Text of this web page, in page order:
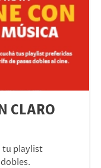
CLARO
tu playlist